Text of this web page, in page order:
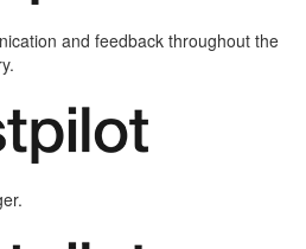
at 4Barista. I bought a ZP6
packaged, which eliminated any
...